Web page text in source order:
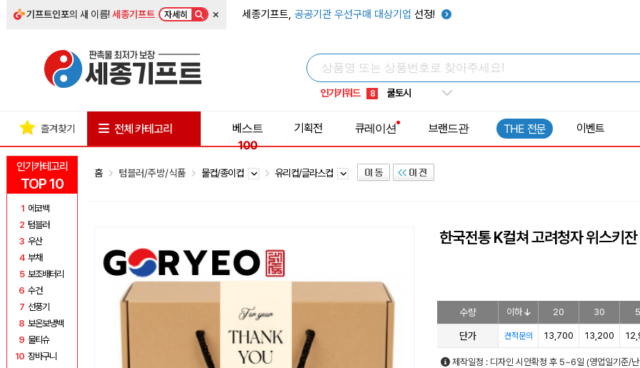
기프트인포의 새 이름!세종기프트 자세히 × 세종기프트, 공공기관 우선구매 대상기업 선정!
인기키워드
5 키캡
8 쿨토시
9 넥쿨러
1 선풍기
인기카테고리
TOP 10
1 에코백
2 텀블러
3 우산
4 부채
5 보조배터리
6 수건
7 선풍기
8 보온보냉백
9 물티슈
10 장바구니
즐겨찾기 전체 카테고리
베스트
100
기획전 큐레이션 브랜드관 THE 전문 이벤트
홈 텀블러/주방/식품 물컵/종이컵 유리컵/글라스컵
한국전통 K컬쳐 고려청자 위스키
수량 이하 20 30
단가 견적문의 13,700 13,200
제작일정 : 디자인 시안확정 후 5~6일 (영업일기준/